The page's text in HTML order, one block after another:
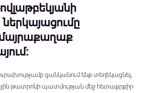
ներկայացումը
մայրաքաղաք
ցանկանում ենք տեղեկացնել,
թատրոնի պատմության մեջ հետաքրքիր